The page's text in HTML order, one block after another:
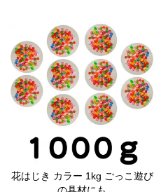
花はじき カラー 1kg ごっこ遊び